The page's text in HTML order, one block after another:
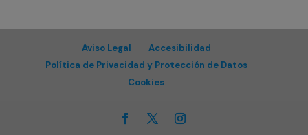
Aviso Legal
Accesibilidad
Política de Privacidad y Protección de Datos
Cookies